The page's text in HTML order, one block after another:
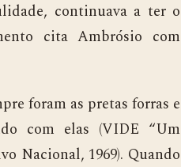
continuava a ter o
cita Ambrósio com
foram as pretas forras e
com elas (VIDE “Um
Nacional, 1969). Quando